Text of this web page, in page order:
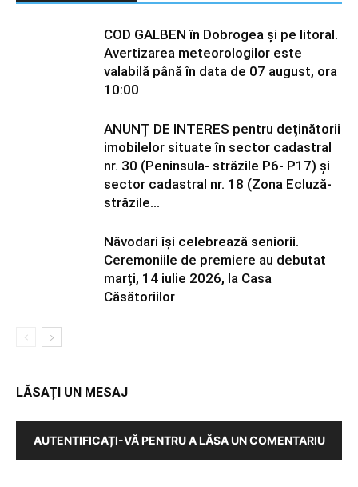
COD GALBEN în Dobrogea și pe litoral.
Avertizarea meteorologilor este
valabilă până în data de 07 august, ora
10:00
ANUNȚ DE INTERES pentru deținătorii
imobilelor situate în sector cadastral
nr. 30 (Peninsula- străzile P6- P17) și
sector cadastral nr. 18 (Zona Ecluză-
străzile...
Năvodari își celebrează seniorii.
Ceremoniile de premiere au debutat
marți, 14 iulie 2026, la Casa
Căsătoriilor
LĂSAȚI UN MESAJ
AUTENTIFICAȚI-VĂ PENTRU A LĂSA UN COMENTARIU